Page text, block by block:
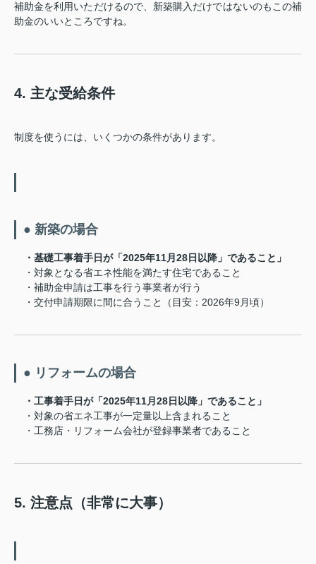
補助金を利用いただけるので、新築購入だけではないのもこの補
助金のいいところですね。
4. 主な受給条件
制度を使うには、いくつかの条件があります。
● 新築の場合
・基礎工事着手日が「2025年11月28日以降」であること」
・対象となる省エネ性能を満たす住宅であること
・補助金申請は工事を行う事業者が行う
・交付申請期限に間に合うこと（目安：2026年9月頃）
● リフォームの場合
・工事着手日が「2025年11月28日以降」であること」
・対象の省エネ工事が一定量以上含まれること
・工務店・リフォーム会社が登録事業者であること
5. 注意点（非常に大事）